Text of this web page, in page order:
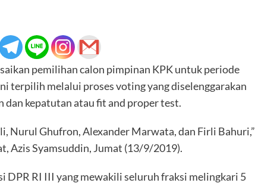
pemilihan calon pimpinan KPK untuk periode
terpilih melalui proses voting yang diselenggarakan
dan kepatutan atau fit and proper test.
Nurul Ghufron, Alexander Marwata, dan Firli Bahuri,”
Azis Syamsuddin, Jumat (13/9/2019).
DPR RI III yang mewakili seluruh fraksi melingkari 5